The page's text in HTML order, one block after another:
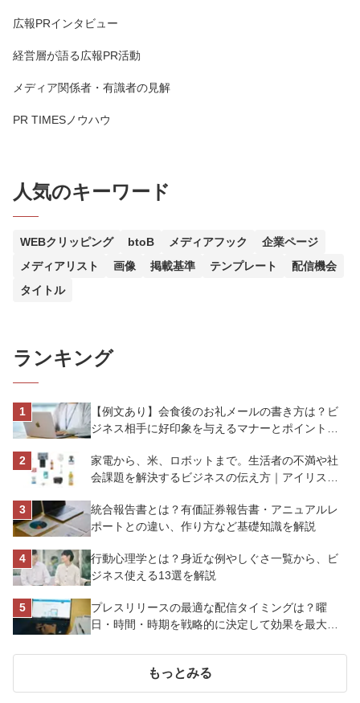
広報PRインタビュー
経営層が語る広報PR活動
メディア関係者・有識者の見解
PR TIMESノウハウ
人気のキーワード
WEBクリッピング btoB メディアフック
企業ページ
メディアリスト
画像 掲載基準 テンプレート
配信機会
タイトル
ランキング
【例文あり】会食後のお礼メールの書き方は？ビ
ジネス相手に好印象を与えるマナーとポイントを
家電から、米、ロボットまで。生活者の不満や社
会課題を解決するビジネスの伝え方｜アイリスオ
統合報告書とは？有価証券報告書・アニュアルレ
ポートとの違い、作り方など基礎知識を解説
行動心理学とは？身近な例やしぐさ一覧から、ビ
ジネス使える13選を解説
プレスリリースの最適な配信タイミングは？曜
日・時間・時期を戦略的に決定して効果を最大化
もっとみる